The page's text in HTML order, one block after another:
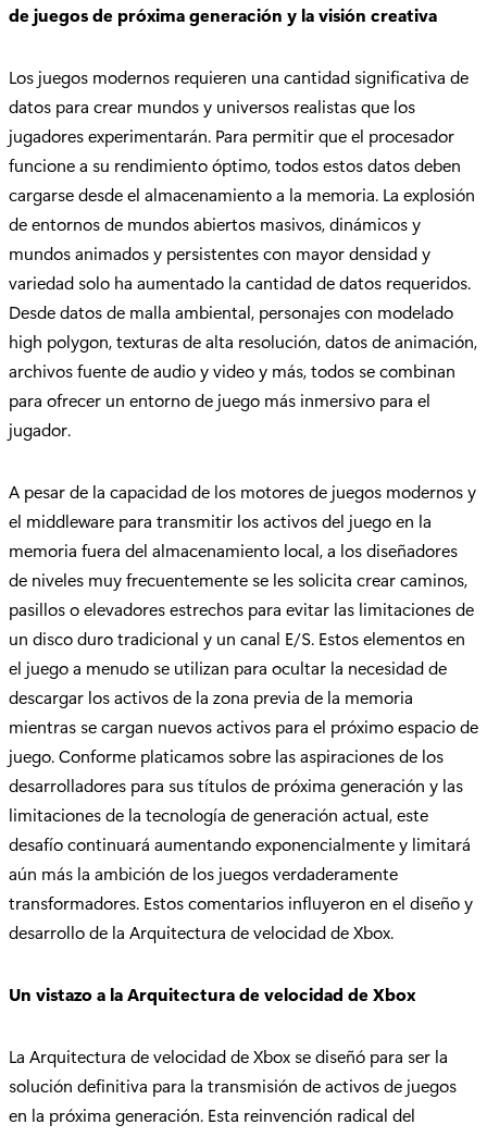
de juegos de próxima generación y la visión creativa
Los juegos modernos requieren una cantidad significativa de
datos para crear mundos y universos realistas que los
jugadores experimentarán. Para permitir que el procesador
funcione a su rendimiento óptimo, todos estos datos deben
cargarse desde el almacenamiento a la memoria. La explosión
de entornos de mundos abiertos masivos, dinámicos y
mundos animados y persistentes con mayor densidad y
variedad solo ha aumentado la cantidad de datos requeridos.
Desde datos de malla ambiental, personajes con modelado
high polygon, texturas de alta resolución, datos de animación,
archivos fuente de audio y video y más, todos se combinan
para ofrecer un entorno de juego más inmersivo para el
jugador.
A pesar de la capacidad de los motores de juegos modernos y
el middleware para transmitir los activos del juego en la
memoria fuera del almacenamiento local, a los diseñadores
de niveles muy frecuentemente se les solicita crear caminos,
pasillos o elevadores estrechos para evitar las limitaciones de
un disco duro tradicional y un canal E/S. Estos elementos en
el juego a menudo se utilizan para ocultar la necesidad de
descargar los activos de la zona previa de la memoria
mientras se cargan nuevos activos para el próximo espacio de
juego. Conforme platicamos sobre las aspiraciones de los
desarrolladores para sus títulos de próxima generación y las
limitaciones de la tecnología de generación actual, este
desafío continuará aumentando exponencialmente y limitará
aún más la ambición de los juegos verdaderamente
transformadores. Estos comentarios influyeron en el diseño y
desarrollo de la Arquitectura de velocidad de Xbox.
Un vistazo a la Arquitectura de velocidad de Xbox
La Arquitectura de velocidad de Xbox se diseñó para ser la
solución definitiva para la transmisión de activos de juegos
en la próxima generación. Esta reinvención radical del